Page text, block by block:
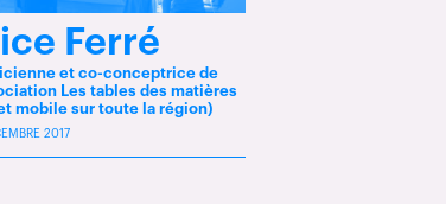
Ferré
et co-conceptrice de
Les tables des matières
mobile sur toute la région)
2017